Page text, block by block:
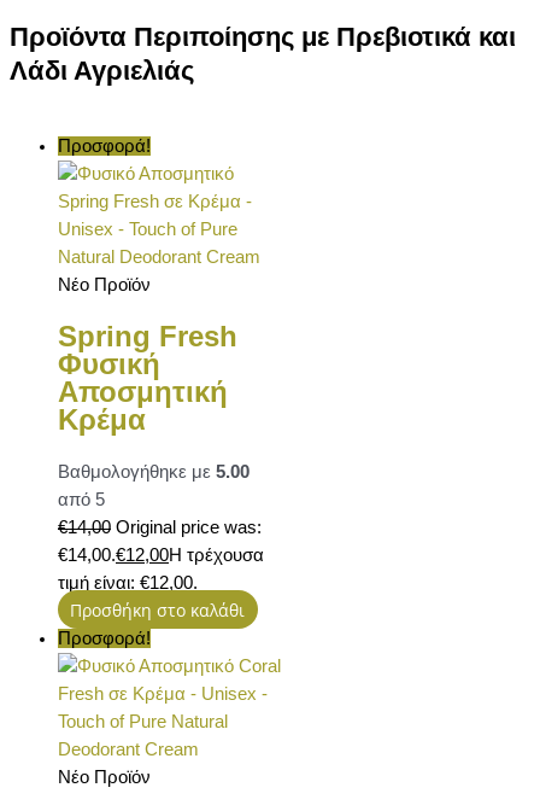
Προϊόντα Περιποίησης με Πρεβιοτικά και
Λάδι Αγριελιάς
Προσφορά!
Νέο Προϊόν
Spring Fresh
Φυσική
Αποσμητική
Κρέμα
Βαθμολογήθηκε με 5.00
από 5
€14,00 Original price was:
€14,00.€12,00Η τρέχουσα
τιμή είναι: €12,00.
Προσθήκη στο καλάθι
Προσφορά!
Νέο Προϊόν